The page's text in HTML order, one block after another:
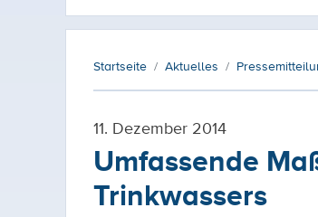
Startseite Aktuelles
11. Dezember 2014
Umfassende
Trinkwassers